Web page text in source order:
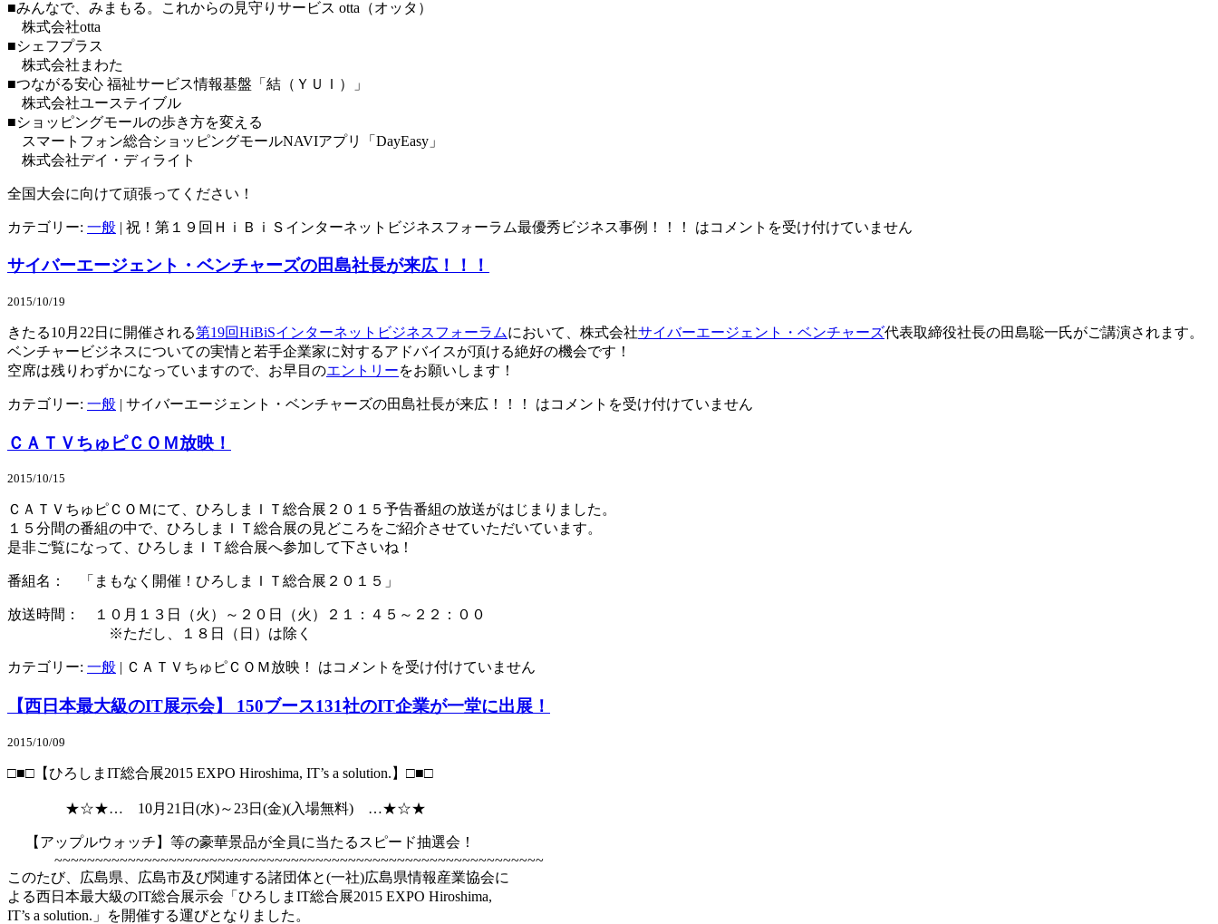
■みんなで、みまもる。これからの見守りサービス otta（オッタ）
株式会社otta
■シェフプラス
株式会社まわた
■つながる安心 福祉サービス情報基盤「結（ＹＵＩ）」
株式会社ユーステイブル
■ショッピングモールの歩き方を変える
スマートフォン総合ショッピングモールNAVIアプリ「DayEasy」
株式会社デイ・ディライト
全国大会に向けて頑張ってください！
カテゴリー: 一般 | 祝！第１９回ＨｉＢｉＳインターネットビジネスフォーラム最優秀ビジネス事例！！！ はコメントを受け付けていません
サイバーエージェント・ベンチャーズの田島社長が来広！！！
2015/10/19
きたる10月22日に開催される第19回HiBiSインターネットビジネスフォーラムにおいて、株式会社サイバーエージェント・ベンチャーズ代表取締役社長の田島聡一氏がご講演されます。
ベンチャービジネスについての実情と若手企業家に対するアドバイスが頂ける絶好の機会です！
空席は残りわずかになっていますので、お早目のエントリーをお願いします！
カテゴリー: 一般 | サイバーエージェント・ベンチャーズの田島社長が来広！！！ はコメントを受け付けていません
ＣＡＴＶちゅピＣＯＭ放映！
2015/10/15
ＣＡＴＶちゅピＣＯＭにて、ひろしまＩＴ総合展２０１５予告番組の放送がはじまりました。
１５分間の番組の中で、ひろしまＩＴ総合展の見どころをご紹介させていただいています。
是非ご覧になって、ひろしまＩＴ総合展へ参加して下さいね！
番組名： 「まもなく開催！ひろしまＩＴ総合展２０１５」
放送時間： １０月１３日（火）～２０日（火）２１：４５～２２：００
※ただし、１８日（日）は除く
カテゴリー: 一般 | ＣＡＴＶちゅピＣＯＭ放映！ はコメントを受け付けていません
【西日本最大級のIT展示会】 150ブース131社のIT企業が一堂に出展！
2015/10/09
□■□【ひろしまIT総合展2015 EXPO Hiroshima, IT’s a solution.】□■□
★☆★… 10月21日(水)～23日(金)(入場無料) …★☆★
【アップルウォッチ】等の豪華景品が全員に当たるスピード抽選会！
~~~~~~~~~~~~~~~~~~~~~~~~~~~~~~~~~~~~~~~~~~~~~~~~~~~~~~~~~~~~
このたび、広島県、広島市及び関連する諸団体と(一社)広島県情報産業協会に
よる西日本最大級のIT総合展示会「ひろしまIT総合展2015 EXPO Hiroshima,
IT’s a solution.」を開催する運びとなりました。